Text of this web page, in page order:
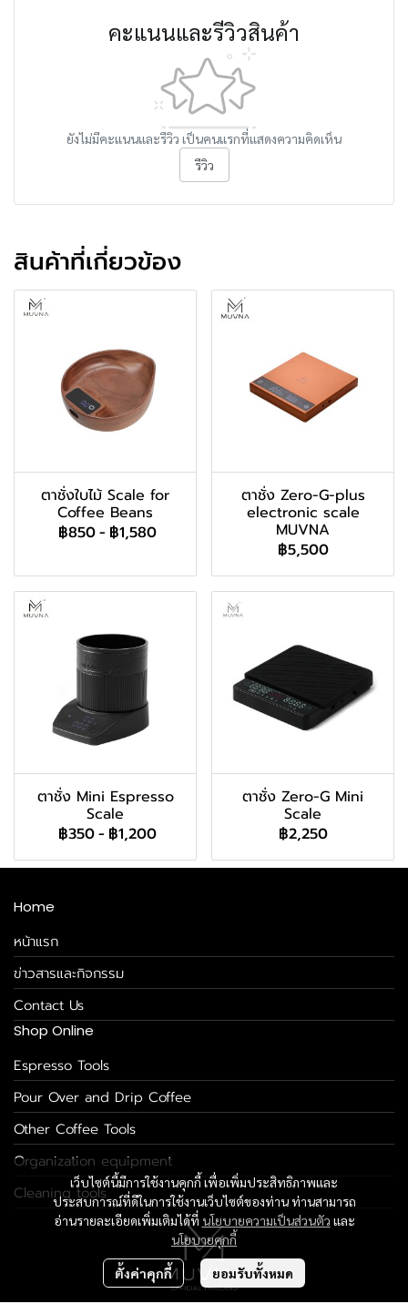
คะแนนและรีวิวสินค้า
ยังไม่มีคะแนนและรีวิว เป็นคนแรกที่แสดงความคิดเห็น
รีวิว
สินค้าที่เกี่ยวข้อง
ตาชั่งใบไม้ Scale for
Coffee Beans
฿850- ฿1,580
ตาชั่ง Zero-G-plus
electronic scale
MUVNA
฿5,500
ตาชั่ง Mini Espresso
Scale
฿350- ฿1,200
ตาชั่ง Zero-G Mini
Scale
฿2,250
เว็บไซต์นี้มีการใช้งานคุกกี้ เพื่อเพิ่มประสิทธิภาพและ
ประสบการณ์ที่ดีในการใช้งานเว็บไซต์ของท่าน ท่านสามารถ
อ่านรายละเอียดเพิ่มเติมได้ที่ นโยบายความเป็นส่วนตัว และ
นโยบายคุกกี้
ตั้งค่าคุกกี้ ยอมรับทั้งหมด
Home
หน้าแรก
ข่าวสารและกิจกรรม
Contact Us
Shop Online
Espresso Tools
Pour Over and Drip Coffee
Other Coffee Tools
Organization equipment
Cleaning tools